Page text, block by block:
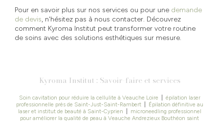
Pour en savoir plus sur nos services ou pour une demande
de devis, n'hésitez pas à nous contacter. Découvrez
comment Kyroma Institut peut transformer votre routine
de soins avec des solutions esthétiques sur mesure.
Kyroma Institut : Savoir-faire et services
Soin cavitation pour réduire la cellulite à Veauche Loire
épilation laser
professionnelle près de Saint-Just-Saint-Rambert|
Épilation définitive au
laser et institut de beauté à Saint-Cyprien
microneedling professionnel
pour améliorer la qualité de peau à Veauche Andrezieux Bouthéon saint